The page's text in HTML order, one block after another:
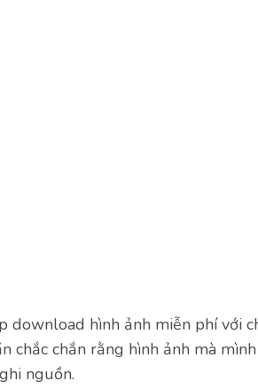
hình ảnh miễn phí với
chắc chắn rằng hình ảnh mà
nguồn.